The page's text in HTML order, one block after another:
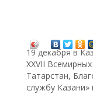
19 декабря в
XXVII
Татарстан,
службу